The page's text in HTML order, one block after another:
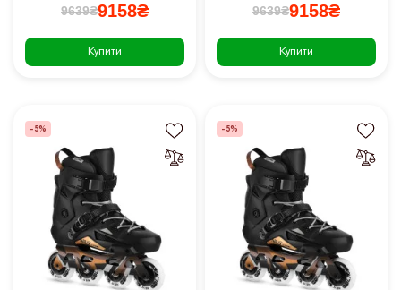
9639₴9158₴
Купити
9639₴9158₴
Купити
-5% -5%